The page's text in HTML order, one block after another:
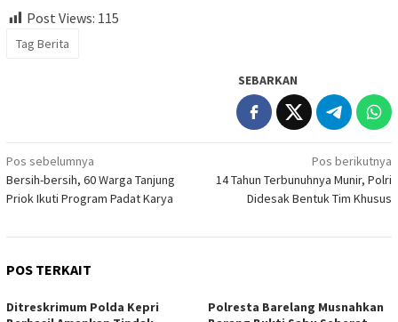
Post Views: 115
Tag Berita
SEBARKAN
Navigasi
pos
Pos sebelumnya
Bersih-bersih, 60 Warga Tanjung
Priok Ikuti Program Padat Karya
Pos berikutnya
14 Tahun Terbunuhnya Munir, Polri
Didesak Bentuk Tim Khusus
POS TERKAIT
Ditreskrimum Polda Kepri
Polresta Barelang Musnahkan